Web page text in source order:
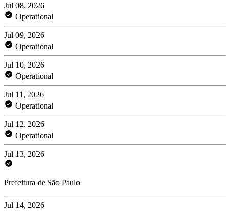
Jul 08, 2026
Operational
Jul 09, 2026
Operational
Jul 10, 2026
Operational
Jul 11, 2026
Operational
Jul 12, 2026
Operational
Jul 13, 2026
Prefeitura de São Paulo
Jul 14, 2026